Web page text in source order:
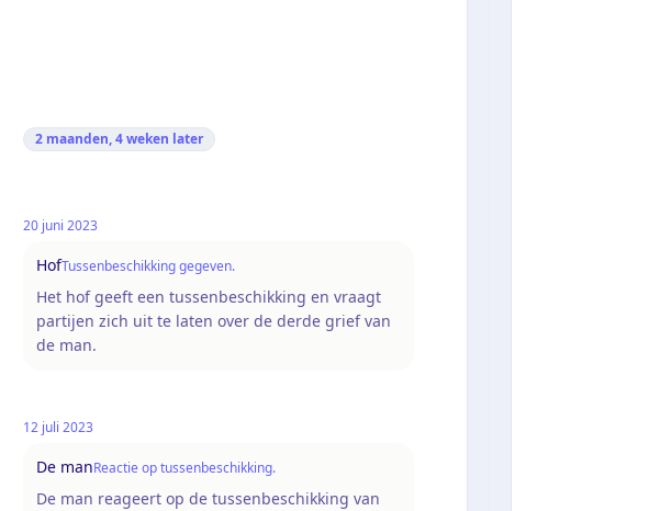
2 maanden, 4 weken later
20 juni 2023
HofTussenbeschikking gegeven.
Het hof geeft een tussenbeschikking en vraagt
partijen zich uit te laten over de derde grief van
de man.
12 juli 2023
De manReactie op tussenbeschikking.
De man reageert op de tussenbeschikking van